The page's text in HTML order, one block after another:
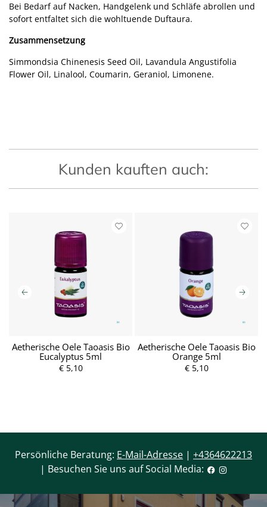
Bei Bedarf auf Nacken, Handgelenk und Schläfe abrollen und
sofort entfaltet sich die wohltuende Duftaura.
Zusammensetzung
Simmondsia Chinenesis Seed Oil, Lavandula Angustifolia
Flower Oil, Linalool, Coumarin, Geraniol, Limonene.
Kunden kauften auch:
Aetherische Oele Taoasis Bio
Eucalyptus 5ml
€ 5,10
Aetherische Oele Taoasis Bio
Orange 5ml
€ 5,10
Persönliche Beratung: E-Mail-Adresse | +4364622213
| Besuchen Sie uns auf Social Media: